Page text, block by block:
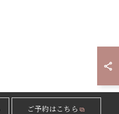
ご予約はこちら